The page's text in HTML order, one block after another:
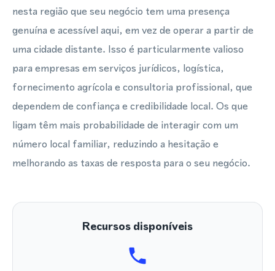
nesta região que seu negócio tem uma presença
genuína e acessível aqui, em vez de operar a partir de
uma cidade distante. Isso é particularmente valioso
para empresas em serviços jurídicos, logística,
fornecimento agrícola e consultoria profissional, que
dependem de confiança e credibilidade local. Os que
ligam têm mais probabilidade de interagir com um
número local familiar, reduzindo a hesitação e
melhorando as taxas de resposta para o seu negócio.
Recursos disponíveis